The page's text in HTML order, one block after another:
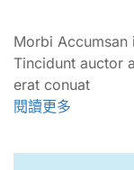
Morbi Accumsan
Tincidunt auctor
erat conuat
閱讀更多